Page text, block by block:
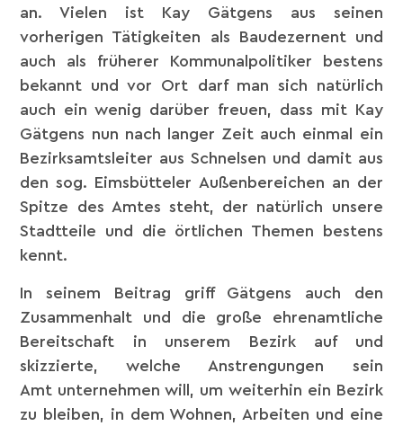
an. Vielen ist Kay Gätgens aus seinen
vorherigen Tätigkeiten als Baudezernent und
auch als früherer Kommunalpolitiker bestens
bekannt und vor Ort darf man sich natürlich
auch ein wenig darüber freuen, dass mit Kay
Gätgens nun nach langer Zeit auch einmal ein
Bezirksamtsleiter aus Schnelsen und damit aus
den sog. Eimsbütteler Außenbereichen an der
Spitze des Amtes steht, der natürlich unsere
Stadtteile und die örtlichen Themen bestens
kennt.
In seinem Beitrag griff Gätgens auch den
Zusammenhalt und die große ehrenamtliche
Bereitschaft in unserem Bezirk auf und
skizzierte, welche Anstrengungen sein
Amt unternehmen will, um weiterhin ein Bezirk
zu bleiben, in dem Wohnen, Arbeiten und eine